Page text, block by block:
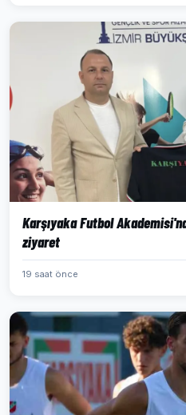
Karşıyaka Futbol
ziyaret
19 saat önce